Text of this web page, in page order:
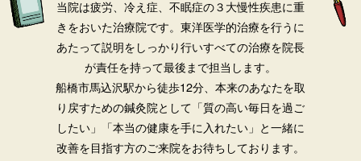
当院は疲労、冷え症、不眠症の３大慢性疾患に重
きをおいた治療院です。 東洋医学的治療を行うに
あたって説明をしっかり行いすべての治療を院長
が責任を持って最後まで担当します。
船橋市馬込沢駅から徒歩12分、本来のあなたを取
り戻すための鍼灸院として「質の高い毎日を過ご
したい」「本当の健康を手に入れたい」と一緒に
改善を目指す方のご来院をお待ちしております。